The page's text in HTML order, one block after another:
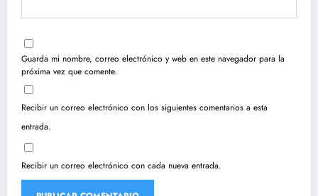
Guarda mi nombre, correo electrónico y web en este navegador para la
próxima vez que comente.
Recibir un correo electrónico con los siguientes comentarios a esta
entrada.
Recibir un correo electrónico con cada nueva entrada.